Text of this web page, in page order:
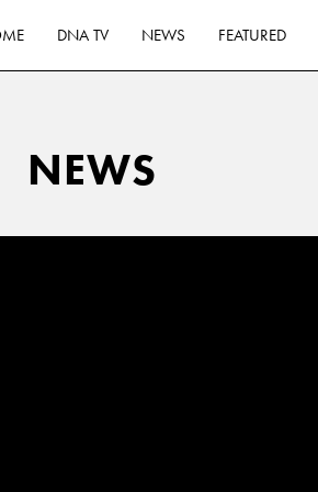
DNA TV NEWS FEATURED
NEWS